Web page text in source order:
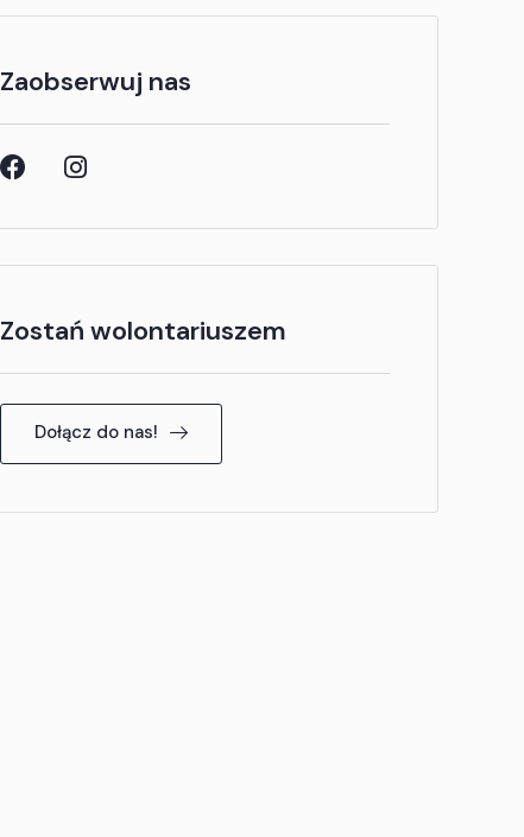
Zaobserwuj nas
Zostań wolontariuszem
Dołącz do nas!